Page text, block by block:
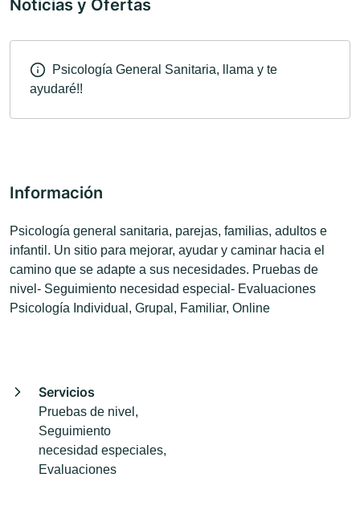
Noticias y Ofertas
Psicología General Sanitaria, llama y te
ayudaré!!
Información
Psicología general sanitaria, parejas, familias, adultos e
infantil. Un sitio para mejorar, ayudar y caminar hacia el
camino que se adapte a sus necesidades. Pruebas de
nivel- Seguimiento necesidad especial- Evaluaciones
Psicología Individual, Grupal, Familiar, Online
Servicios
Pruebas de nivel,
Seguimiento
necesidad especiales,
Evaluaciones